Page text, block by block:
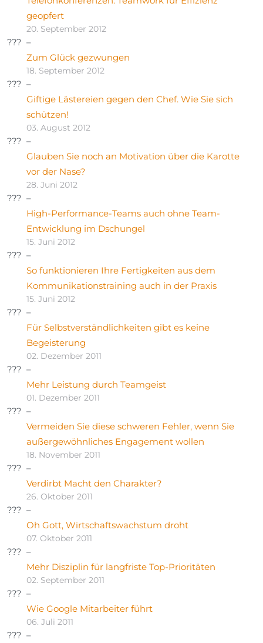
geopfert
20. September 2012
Zum Glück gezwungen
18. September 2012
Giftige Lästereien gegen den Chef. Wie Sie sich
schützen!
03. August 2012
Glauben Sie noch an Motivation über die Karotte
vor der Nase?
28. Juni 2012
High-Performance-Teams auch ohne Team-
Entwicklung im Dschungel
15. Juni 2012
So funktionieren Ihre Fertigkeiten aus dem
Kommunikationstraining auch in der Praxis
15. Juni 2012
Für Selbstverständlichkeiten gibt es keine
Begeisterung
02. Dezember 2011
Mehr Leistung durch Teamgeist
01. Dezember 2011
Vermeiden Sie diese schweren Fehler, wenn Sie
außergewöhnliches Engagement wollen
18. November 2011
Verdirbt Macht den Charakter?
26. Oktober 2011
Oh Gott, Wirtschaftswachstum droht
07. Oktober 2011
Mehr Disziplin für langfriste Top-Prioritäten
02. September 2011
Wie Google Mitarbeiter führt
06. Juli 2011